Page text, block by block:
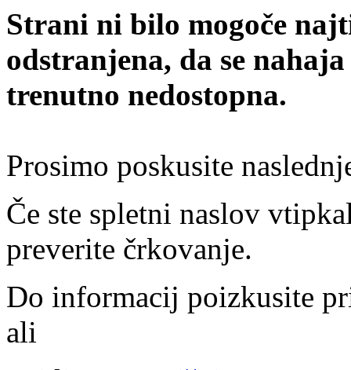
Strani ni bilo mogoče
odstranjena, da se
trenutno nedostopna.
Prosimo poskusite
Če ste spletni naslov
preverite črkovanje.
Do informacij poizkusite
ali